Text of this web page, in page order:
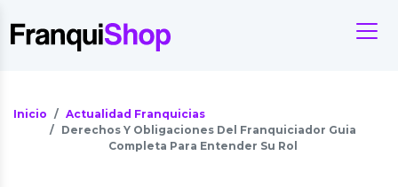
Inicio
Actualidad Franquicias
Derechos Y Obligaciones Del Franquiciador Guia
Completa Para Entender Su Rol